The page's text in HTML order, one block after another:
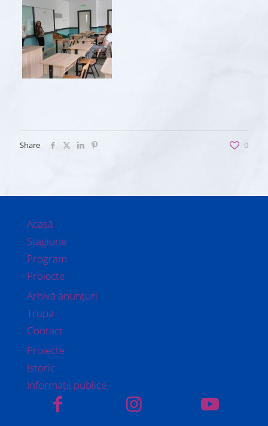
Share 0
Acasă
Stagiune
Program
Proiecte
Arhivă anunțuri
Trupa
Contact
Proiecte
Istoric
Informații publice